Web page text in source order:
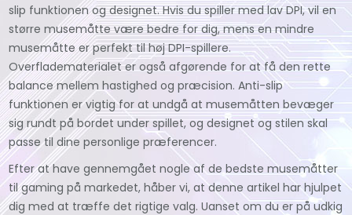
slip funktionen og designet. Hvis du spiller med lav DPI, vil en
større musemåtte være bedre for dig, mens en mindre
musemåtte er perfekt til høj DPI-spillere.
Overfladematerialet er også afgørende for at få den rette
balance mellem hastighed og præcision. Anti-slip
funktionen er vigtig for at undgå at musemåtten bevæger
sig rundt på bordet under spillet, og designet og stilen skal
passe til dine personlige præferencer.
Efter at have gennemgået nogle af de bedste musemåtter
til gaming på markedet, håber vi, at denne artikel har hjulpet
dig med at træffe det rigtige valg. Uanset om du er på udkig